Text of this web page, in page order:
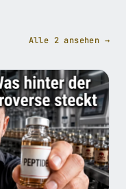
Alle 2 ansehen →